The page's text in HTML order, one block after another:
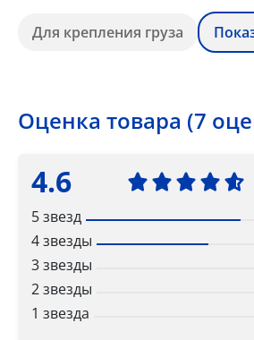
Для крепления груза
Оценка товара (7
4.6
5 звезд
4 звезды
3 звезды
2 звезды
1 звезда